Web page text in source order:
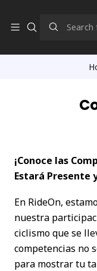
¡Conoce las
Estará Presente
En RideOn,
nuestra
ciclismo que se
competencias no
para mostrar tu